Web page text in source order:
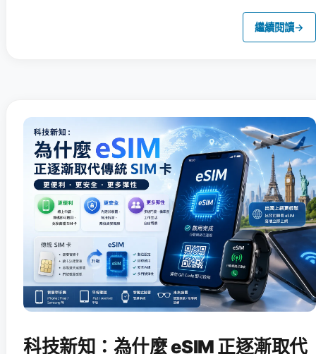
繼續閱讀→
科技新知：為什麼 eSIM 正逐漸取代